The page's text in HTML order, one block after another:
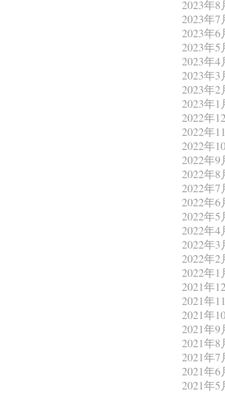
2023年8
2023年7
2023年6
2023年5
2023年4
2023年3
2023年2
2023年1
2022年
2022年
2022年
2022年9
2022年8
2022年7
2022年6
2022年5
2022年4
2022年3
2022年2
2022年1
2021年
2021年
2021年
2021年9
2021年8
2021年7
2021年6
2021年5